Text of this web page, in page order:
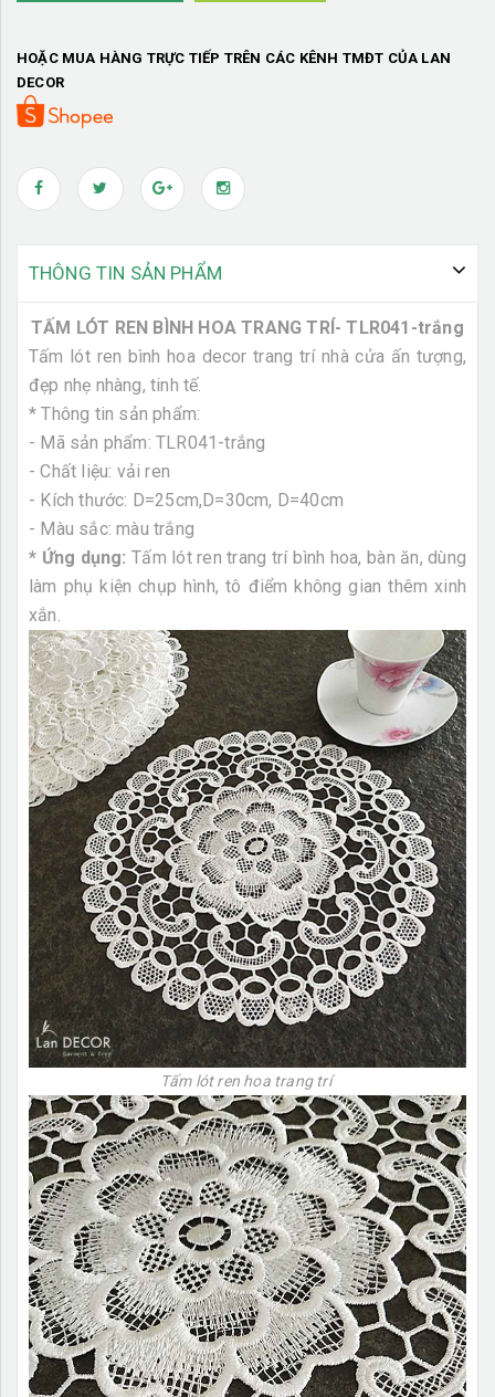
HOẶC MUA HÀNG TRỰC TIẾP TRÊN CÁC KÊNH TMĐT CỦA LAN
DECOR
THÔNG TIN SẢN PHẨM
TẤM LÓT REN BÌNH HOA TRANG TRÍ- TLR041-trắng
Tấm lót ren bình hoa decor trang trí nhà cửa ấn tượng,
đẹp nhẹ nhàng, tinh tế.
* Thông tin sản phẩm:
- Mã sản phẩm: TLR041-trắng
- Chất liệu: vải ren
- Kích thước: D=25cm,D=30cm, D=40cm
- Màu sắc: màu trắng
* Ứng dụng:Tấm lót ren trang trí bình hoa, bàn ăn, dùng
làm phụ kiện chụp hình, tô điểm không gian thêm xinh
xắn.
Tấm lót ren hoa trang trí